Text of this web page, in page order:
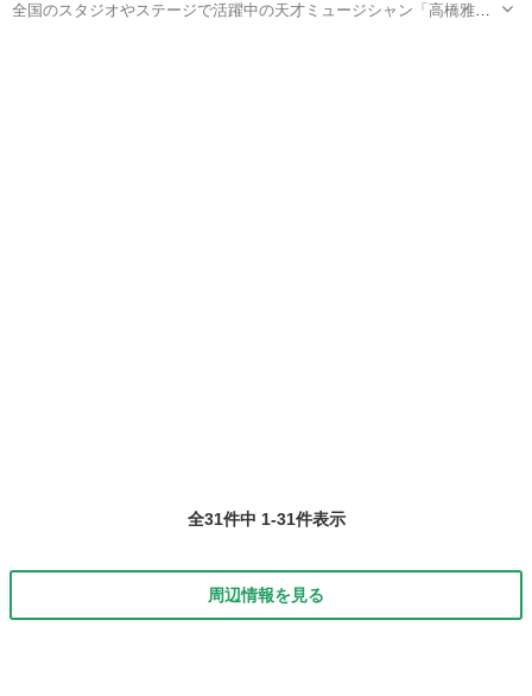
全国のスタジオやステージで活躍中の天才ミュージシャン「高橋雅
全31件中 1-31件表示
周辺情報を見る